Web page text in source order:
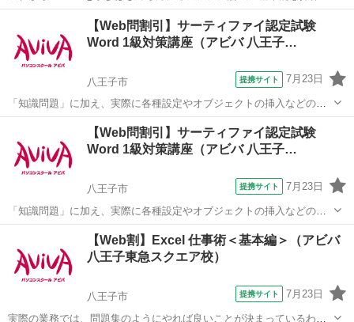
らリレーションシップなど、データベース管理ソフトであるAccessの
醍醐味を学ぶ事ができる講座です。 ■学習内容■ 基本操作・テーブ
ル・クエリ・フォーム...
アクセス
【Web問割引】サーティファイ認定試験
Word 1級対策講座（アビバ 八王子…
八王子市 提携サイト 7月23日
「知識問題」に加え、実際に各種設定やオブジェクトの挿入などの機
能を駆使した文書を作成する「実技問題」を解くことで、実践的な能
力を証明できる資格制度の、1級対策講座です。
八王子市 ワード
【Web問割引】サーティファイ認定試験
Word 1級対策講座（アビバ 八王子…
八王子市 提携サイト 7月23日
「知識問題」に加え、実際に各種設定やオブジェクトの挿入などの機
能を駆使した文書を作成する「実技問題」を解くことで、実践的な能
力を証明できる資格制度の、1級対策講座です。
八王子市 ワード
【Web割】Excel 仕事術＜基本編＞（アビバ
八王子東急スクエア校）
八王子市 提携サイト 7月23日
実際の業務では、問題集のようにやれば良いことが決まっているわけ